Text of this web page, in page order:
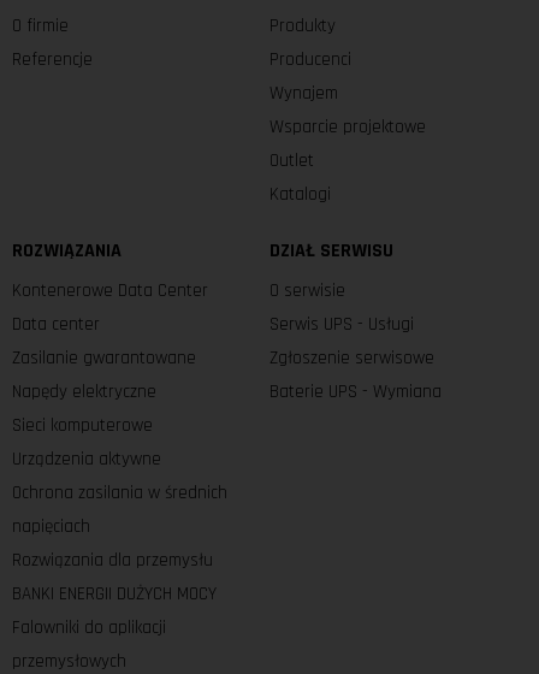
O firmie
Referencje
Produkty
Producenci
Wynajem
Wsparcie projektowe
Outlet
Katalogi
ROZWIĄZANIA
Kontenerowe Data Center
Data center
Zasilanie gwarantowane
Napędy elektryczne
Sieci komputerowe
Urządzenia aktywne
Ochrona zasilania w średnich
napięciach
Rozwiązania dla przemysłu
BANKI ENERGII DUŻYCH MOCY
Falowniki do aplikacji
przemysłowych
DZIAŁ SERWISU
O serwisie
Serwis UPS - Usługi
Zgłoszenie serwisowe
Baterie UPS - Wymiana